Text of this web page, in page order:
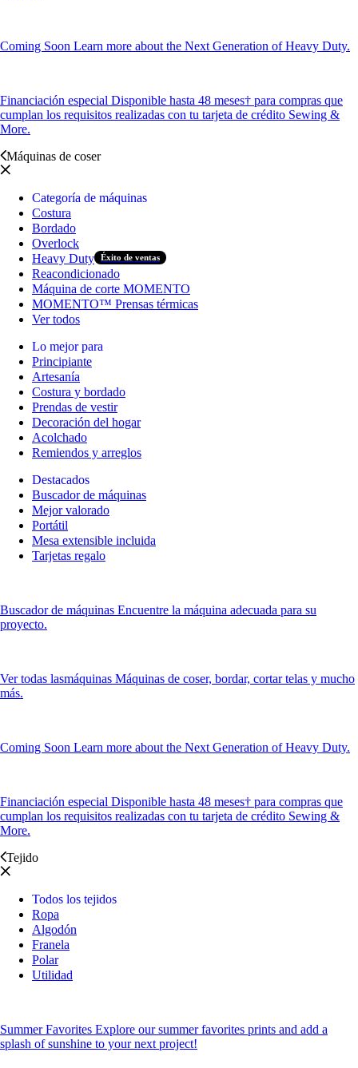
Coming Soon Learn more about the Next Generation of Heavy Duty.
Financiación especial Disponible hasta 48 meses† para compras que
cumplan los requisitos realizadas con tu tarjeta de crédito Sewing &
More.
Máquinas de coser
Categoría de máquinas
Costura
Bordado
Overlock
Heavy Duty
Éxito de ventas
Reacondicionado
Máquina de corte MOMENTO
MOMENTO™ Prensas térmicas
Ver todos
Lo mejor para
Principiante
Artesanía
Costura y bordado
Prendas de vestir
Decoración del hogar
Acolchado
Remiendos y arreglos
Destacados
Buscador de máquinas
Mejor valorado
Portátil
Mesa extensible incluida
Tarjetas regalo
Buscador de máquinas Encuentre la máquina adecuada para su
proyecto.
Ver todas lasmáquinas Máquinas de coser, bordar, cortar telas y mucho
más.
Coming Soon Learn more about the Next Generation of Heavy Duty.
Financiación especial Disponible hasta 48 meses† para compras que
cumplan los requisitos realizadas con tu tarjeta de crédito Sewing &
More.
Tejido
Todos los tejidos
Ropa
Algodón
Franela
Polar
Utilidad
Summer Favorites Explore our summer favorites prints and add a
splash of sunshine to your next project!